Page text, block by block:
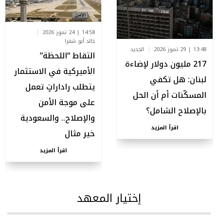
13:48 | 29 تموز 2026 الجديد
217 مليون دولار لإضاءة
لبنان: هل تكفي
المسكّنات أم أن الحل
بالإصلاح الشامل؟
اقرأ المزيد
14:58 | 24 تموز 2026
خالد أبو شقرا
التقاط “اللحظة”
الأميركية في الاستثمار
يتطلب راداراتٍ تعمل
على موجة الأمن
والإصلاح.. والسعودية
خير مثال
اقرأ المزيد
إختيار المعهد